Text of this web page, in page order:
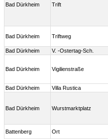
Bad Dürkheim Trift
Bad Dürkheim Triftweg
Bad Dürkheim V. -Ostertag-Sch.
Bad Dürkheim Vigilienstraße
Bad Dürkheim
Villa Rustica
Bad Dürkheim Wurstmarktplatz
Battenberg Ort